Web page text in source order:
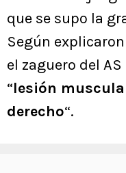
que se supo la
Según
el zaguero del
“lesión
derecho“.